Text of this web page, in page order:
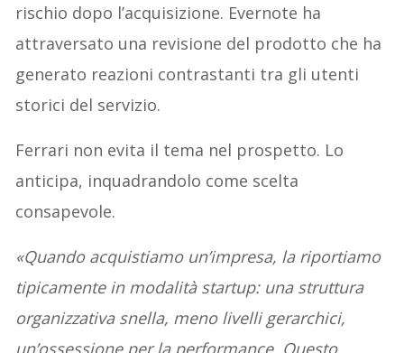
rischio dopo l’acquisizione. Evernote ha
attraversato una revisione del prodotto che ha
generato reazioni contrastanti tra gli utenti
storici del servizio.
Ferrari non evita il tema nel prospetto. Lo
anticipa, inquadrandolo come scelta
consapevole.
«Quando acquistiamo un’impresa, la riportiamo
tipicamente in modalità startup: una struttura
organizzativa snella, meno livelli gerarchici,
un’ossessione per la performance. Questo